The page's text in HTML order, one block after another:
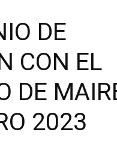
DE
CON EL
DE
2023